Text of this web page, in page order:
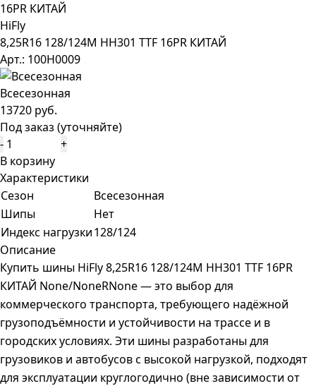
16PR КИТАЙ
HiFly
8,25R16 128/124M HH301 TTF 16PR КИТАЙ
Арт.: 100H0009
Всесезонная
13720 руб.
Под заказ (уточняйте)
-
+
В корзину
Характеристики
Сезон
Всесезонная
Шипы
Нет
Индекс нагрузки128/124
Описание
Купить шины HiFly 8,25R16 128/124M HH301 TTF 16PR
КИТАЙ None/NoneRNone — это выбор для
коммерческого транспорта, требующего надёжной
грузоподъёмности и устойчивости на трассе и в
городских условиях. Эти шины разработаны для
грузовиков и автобусов с высокой нагрузкой, подходят
для эксплуатации круглогодично (вне зависимости от